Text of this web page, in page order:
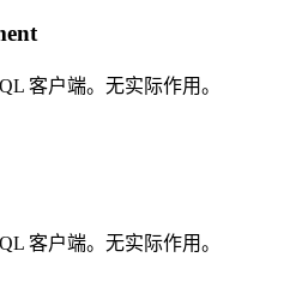
客户端。无实际作用。
客户端。无实际作用。